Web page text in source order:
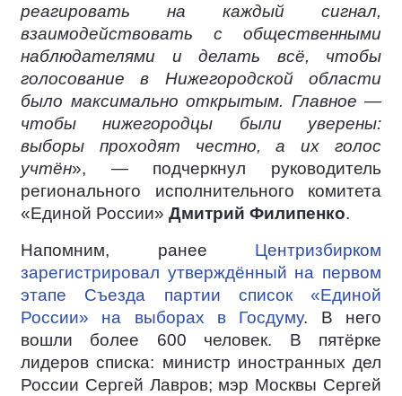
реагировать на каждый сигнал,
взаимодействовать с общественными
наблюдателями и делать всё, чтобы
голосование в Нижегородской области
было максимально открытым. Главное —
чтобы нижегородцы были уверены:
выборы проходят честно, а их голос
учтён», — подчеркнул руководитель
регионального исполнительного комитета
«Единой России» Дмитрий Филипенко.
Напомним, ранее Центризбирком
зарегистрировал утверждённый на первом
этапе Съезда партии список «Единой
России» на выборах в Госдуму. В него
вошли более 600 человек. В пятёрке
лидеров списка: министр иностранных дел
России Сергей Лавров; мэр Москвы Сергей